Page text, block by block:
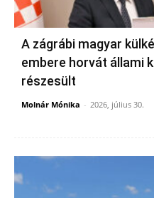
A zágrábi magyar
embere horvát állami
részesült
Molnár Mónika - 2026, július 30.